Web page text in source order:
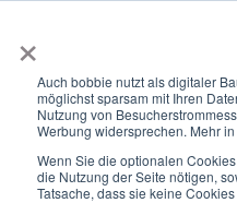
×
Auch bobbie nutzt als digitaler
möglichst sparsam mit Ihren
Nutzung von
Werbung widersprechen. Mehr
Wenn Sie die optionalen
die Nutzung der Seite nötigen,
Tatsache, dass sie keine
Eileen